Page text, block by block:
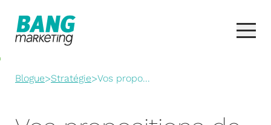
Blogue>Stratégie>Vos propo...